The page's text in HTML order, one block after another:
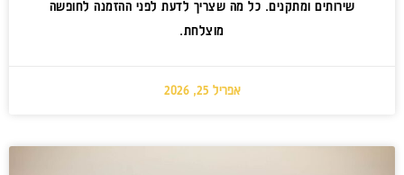
שירותים ומתקנים. כל מה שצריך לדעת לפני ההזמנה לחופשה
מוצלחת.
אפריל 25, 2026